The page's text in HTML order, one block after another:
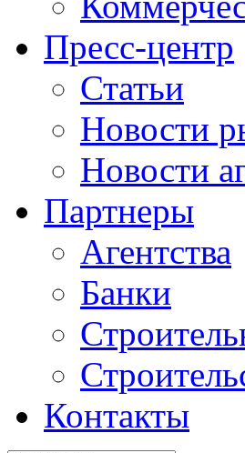
Пресс-центр
Статьи
Новости
Новости
Партнеры
Агентства
Банки
Контакты